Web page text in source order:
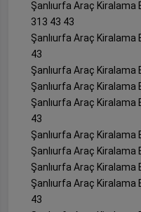
Şanlıurfa Araç Kiralama
313 43 43
Şanlıurfa Araç Kiralama
43
Şanlıurfa Araç Kiralama
Şanlıurfa Araç Kiralama
Şanlıurfa Araç Kiralama
43
Şanlıurfa Araç Kiralama
Şanlıurfa Araç Kiralama
Şanlıurfa Araç Kiralama
Şanlıurfa Araç Kiralama
43